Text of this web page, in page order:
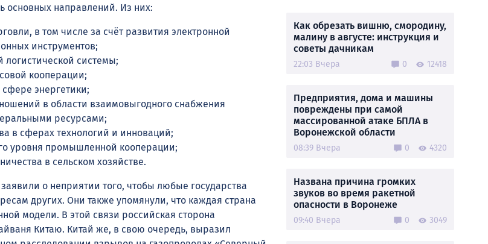
основных направлений. Из них:
в том числе за счёт развития электронной
инструментов;
логистической системы;
кооперации;
энергетики;
в области взаимовыгодного снабжения
ресурсами;
в сферах технологий и инноваций;
уровня промышленной кооперации;
в сельском хозяйстве.
о неприятии того, чтобы любые государства
других. Они также упомянули, что каждая страна
модели. В этой связи российская сторона
Китаю. Китай же, в свою очередь, выразил
Как обрезать вишню, смородину,
малину в августе: инструкция и
советы дачникам
22:03 Вчера 0 12418
Предприятия, дома и машины
повреждены при самой
массированной атаке БПЛА в
Воронежской области
08:39 Вчера 0 4320
Названа причина громких
звуков во время ракетной
опасности в Воронеже
09:40 Вчера 0 3049